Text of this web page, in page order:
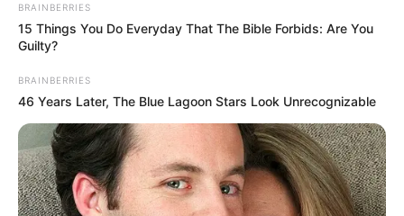
BRAINBERRIES
15 Things You Do Everyday That The Bible Forbids: Are You
Guilty?
BRAINBERRIES
46 Years Later, The Blue Lagoon Stars Look Unrecognizable